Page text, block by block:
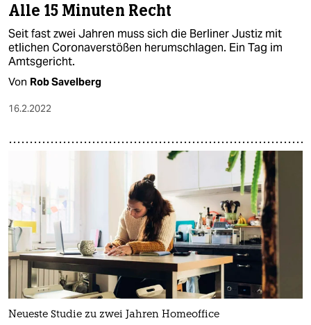
Alle 15 Minuten Recht
Seit fast zwei Jahren muss sich die Berliner Justiz mit
etlichen Coronaverstößen herumschlagen. Ein Tag im
Amtsgericht.
Von Rob Savelberg
16.2.2022
Neueste Studie zu zwei Jahren Homeoffice